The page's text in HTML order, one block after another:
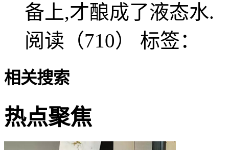
备上,才酿成了液态水.
阅读（710） 标签：
相关搜索
热点聚焦